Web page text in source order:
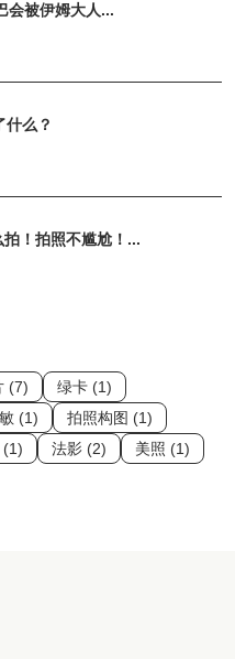
会被伊姆大人...
什么？
！拍照不尴尬！...
(7)
绿卡 (1)
(1)
拍照构图 (1)
(1) 法影 (2)
美照 (1)